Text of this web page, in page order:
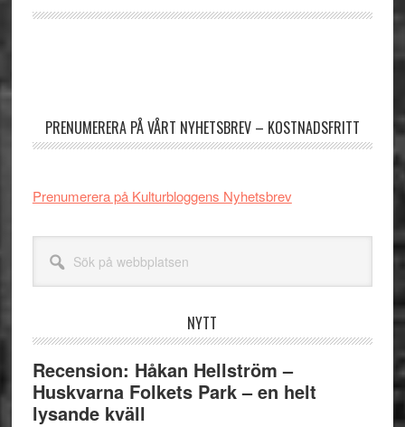
PRENUMERERA PÅ VÅRT NYHETSBREV – KOSTNADSFRITT
Prenumerera på Kulturbloggens Nyhetsbrev
webbplatsen
NYTT
Recension: Håkan Hellström –
Huskvarna Folkets Park – en helt
lysande kväll